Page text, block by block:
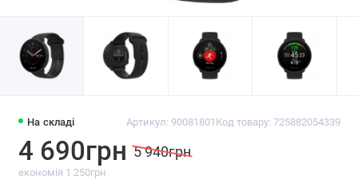
На складі Код товару: 725882054339
Артикул: 90081801
4 690грн 5 940грн
економія 1 250грн